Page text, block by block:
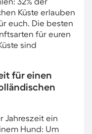
Küste erlauben
euch. Die besten
für euren
sind
für einen
Jahreszeit ein
Hund: Um